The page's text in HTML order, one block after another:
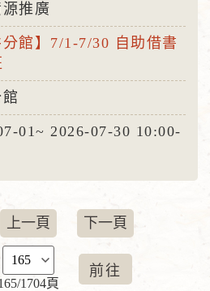
推廣
分館】7/1-7/30 自助借書
01~ 2026-07-30 10:00-
上一頁 下一頁
1704頁